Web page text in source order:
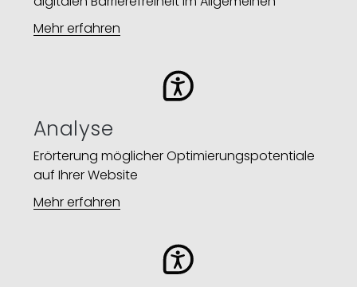
Mehr erfahren
Analyse
Erörterung möglicher Optimierungspotentiale
auf Ihrer Website​
Mehr erfahren